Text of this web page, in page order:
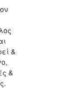
&
&